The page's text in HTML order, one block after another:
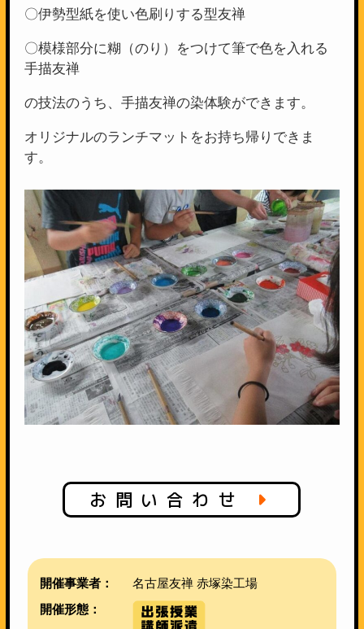
〇伊勢型紙を使い色刷りする型友禅
〇模様部分に糊（のり）をつけて筆で色を入れる
手描友禅
の技法のうち、手描友禅の染体験ができます。
オリジナルのランチマットをお持ち帰りできま
す。
お問い合わせ
開催事業者：
名古屋友禅 赤塚染工場
開催形態：